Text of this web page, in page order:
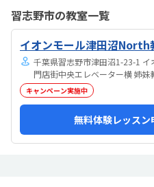
れたよです。親切に接して下さっ
ん特にありません
習志野市の教室一覧
イオンモール津田沼North
千葉県習志野市津田沼1-23-1
門店街中央エレベーター横 姉
キャンペーン実施中
無料体験レッスン